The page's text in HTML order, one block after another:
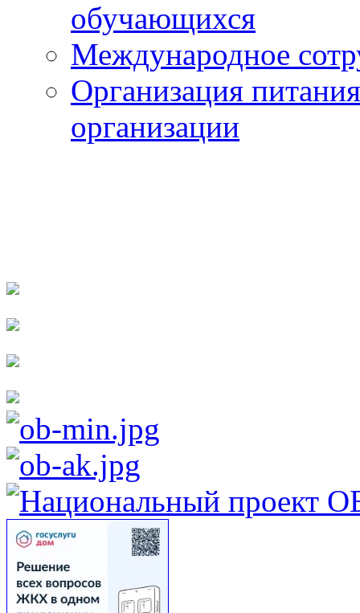
обучающихся
Международное
Организация
организации